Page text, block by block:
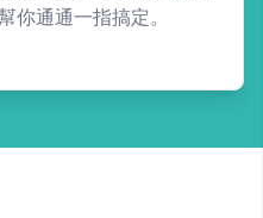
你通通一指搞定。